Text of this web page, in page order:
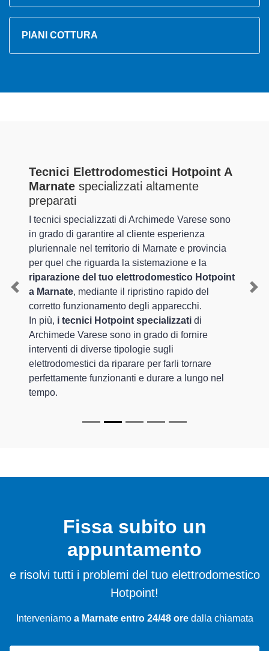
PIANI COTTURA
Tecnici Elettrodomestici Hotpoint A
Marnate specializzati altamente
preparati
I tecnici specializzati di Archimede Varese sono
in grado di garantire al cliente esperienza
pluriennale nel territorio di Marnate e provincia
per quel che riguarda la sistemazione e la
riparazione del tuo elettrodomestico Hotpoint
a Marnate, mediante il ripristino rapido del
corretto funzionamento degli apparecchi.
In più, i tecnici Hotpoint specializzati di
Archimede Varese sono in grado di fornire
interventi di diverse tipologie sugli
elettrodomestici da riparare per farli tornare
perfettamente funzionanti e durare a lungo nel
tempo.
Previous
Fissa subito un
appuntamento
e risolvi tutti i problemi del tuo elettrodomestico
Hotpoint!
Interveniamo a Marnate entro 24/48 oredalla chiamata